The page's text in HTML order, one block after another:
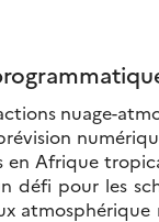
nuage-
Afrique
défi pour les
atmosphérique